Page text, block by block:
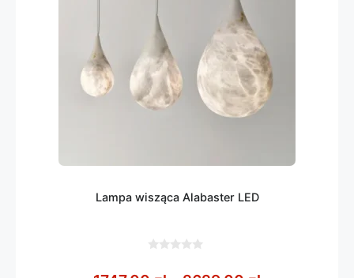
Lampa wisząca Alabaster LED